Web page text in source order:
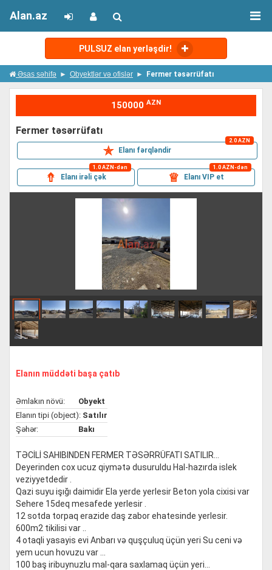
PULSUZ elan yerləşdir!
Alan.az
Əsas səhifə Obyektlər və ofislər Fermer təsərrüfatı
150000 AZN
fermer təsərrüfatı
✯ Elanı fərqləndir
2.0 AZN
⇮ Elanı irəli çək
1.0 AZN-dən
♕ Elanı VIP et
1.0 AZN-dən
Elanın müddəti başa çatıb
Əmlakın növü:
Obyekt
Elanın tipi (object): Satılır
Şəhər:
Bakı
TƏCİLİ SAHIBINDEN FERMER TƏSƏRRÜFATI SATILIR...
Deyerinden cox ucuz qiymətə dusuruldu Hal-hazırda islek
veziyyetdedir .
Qazi suyu işığı daimidir Ela yerde yerlesir Beton yola cixisi var
Sehere 15deq mesafede yerlesir .
12 sotda torpaq erazide daş zabor ehatesinde yerlesir.
600m2 tikilisi var ..
4 otaqli yasayis evi Anbarı və quşçuluq üçün yeri Su ceni və
yem ucun hovuzu var ...
100 baş iribuynuzlu mal-qara saxlamaq üçün yeri...